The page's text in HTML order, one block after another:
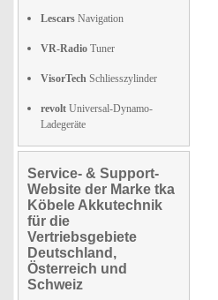
Lescars Navigation
VR-Radio Tuner
VisorTech Schliesszylinder
revolt Universal-Dynamo-
Ladegeräte
Service- & Support-
Website der Marke tka
Köbele Akkutechnik
für die
Vertriebsgebiete
Deutschland,
Österreich und
Schweiz